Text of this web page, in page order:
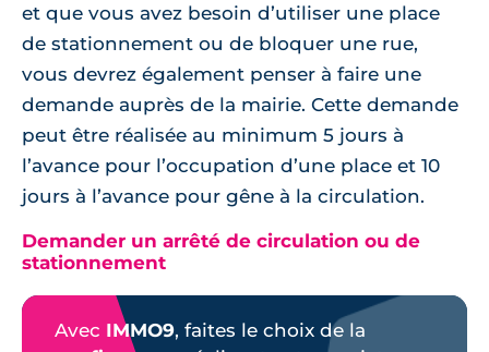
et que vous avez besoin d’utiliser une place
de stationnement ou de bloquer une rue,
vous devrez également penser à faire une
demande auprès de la mairie. Cette demande
peut être réalisée au minimum 5 jours à
l’avance pour l’occupation d’une place et 10
jours à l’avance pour gêne à la circulation.
Demander un arrêté de circulation ou de
stationnement
Avec IMMO9, faites le choix de la